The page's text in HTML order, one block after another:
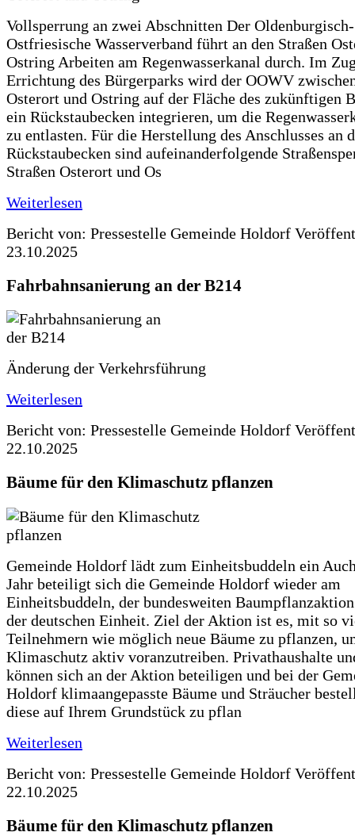
Vollsperrung an zwei Abschnitten Der Oldenburgisch-
Ostfriesische Wasserverband führt an den Straßen
Ostring Arbeiten am Regenwasserkanal durch. Im
Errichtung des Bürgerparks wird der OOWV
Osterort und Ostring auf der Fläche des zukünftigen
ein Rückstaubecken integrieren, um die
zu entlasten. Für die Herstellung des Anschlusses an
Rückstaubecken sind aufeinanderfolgende
Straßen Osterort und Os
Weiterlesen
Bericht von: Pressestelle Gemeinde Holdorf
23.10.2025
Fahrbahnsanierung an der B214
Änderung der Verkehrsführung
Weiterlesen
Bericht von: Pressestelle Gemeinde Holdorf
22.10.2025
Bäume für den Klimaschutz pflanzen
Gemeinde Holdorf lädt zum Einheitsbuddeln ein
Jahr beteiligt sich die Gemeinde Holdorf wieder am
Einheitsbuddeln, der bundesweiten
der deutschen Einheit. Ziel der Aktion ist es, mit so
Teilnehmern wie möglich neue Bäume zu pflanzen,
Klimaschutz aktiv voranzutreiben. Privathaushalte
können sich an der Aktion beteiligen und bei der
Holdorf klimaangepasste Bäume und Sträucher
diese auf Ihrem Grundstück zu pflan
Weiterlesen
Bericht von: Pressestelle Gemeinde Holdorf
22.10.2025
Bäume für den Klimaschutz pflanzen